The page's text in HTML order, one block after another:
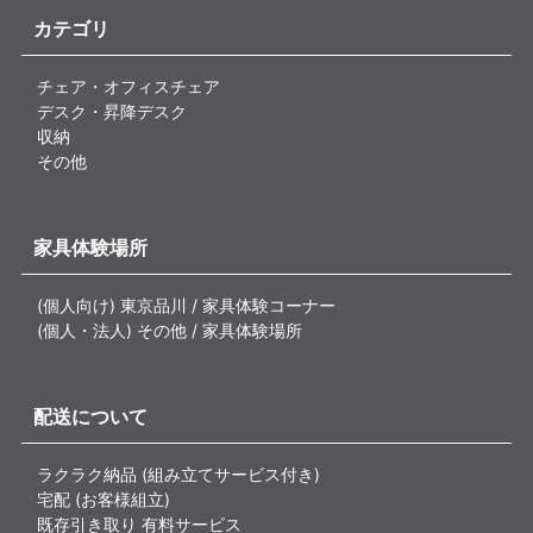
カテゴリ
チェア・オフィスチェア
デスク・昇降デスク
収納
その他
家具体験場所
(個人向け) 東京品川 / 家具体験コーナー
(個人・法人) その他 / 家具体験場所
配送について
ラクラク納品 (組み立てサービス付き)
宅配 (お客様組立)
既存引き取り 有料サービス